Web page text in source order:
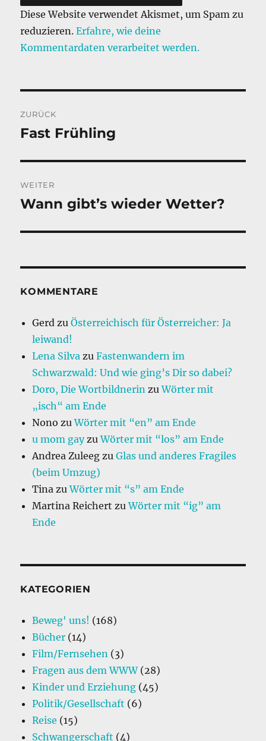
Diese Website verwendet Akismet, um Spam zu
reduzieren.Erfahre, wie deine
Kommentardaten verarbeitet werden.
ZURÜCK
Vorheriger
Fast Frühling
WEITER
Nächster
Wann gibt’s wieder Wetter?
KOMMENTARE
Gerd zuÖsterreichisch für Österreicher: Ja
leiwand!
Lena Silva zuFastenwandern im
Schwarzwald: Und wie ging’s Dir so dabei?
Doro, Die Wortbildnerin zuWörter mit
„isch“ am Ende
Nono zuWörter mit “en” am Ende
u mom gayzuWörter mit “los” am Ende
Andrea Zuleeg zuGlas und anderes Fragiles
(beim Umzug)
Tina zuWörter mit “s” am Ende
Martina Reichert zuWörter mit “ig” am
Ende
KATEGORIEN
Beweg' uns! (168)
Bücher (14)
Film/Fernsehen (3)
Fragen aus dem WWW(28)
Kinder und Erziehung (45)
Politik/Gesellschaft (6)
Reise (15)
Schwangerschaft (4)